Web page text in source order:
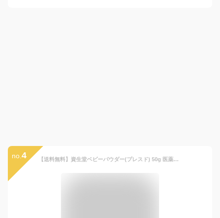
no. 4 【送料無料】資生堂ベビーパウダー(プレスド) 50g 医薬部外品 / 資生堂 ベビー shiseido